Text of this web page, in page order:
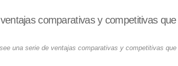
comparativas y competitivas
una serie de ventajas comparativas y competitivas